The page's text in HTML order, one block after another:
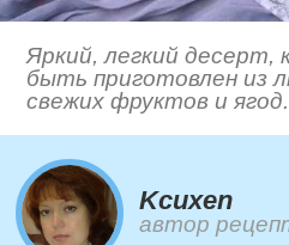
Яркий, легкий
быть приготовлен из
свежих фруктов и ягод.
Kcuxen
автор